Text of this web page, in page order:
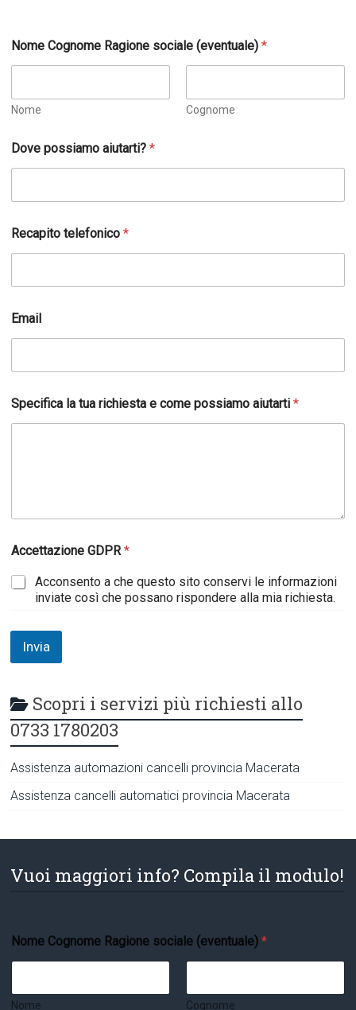
e
c
p
i
o
D
o
e
Nome Cognome Ragione sociale (eventuale)*
Nome Cognome
Dove possiamo aiutarti?*
Recapito telefonico*
Email
Specifica la tua richiesta e come possiamo aiutarti*
Accettazione GDPR*
Acconsento a che questo sito conservi le informazioni
inviate così che possano rispondere alla mia richiesta.
Invia
Scopri i servizi più richiesti allo
0733 1780203
Assistenza automazioni cancelli provincia Macerata
Assistenza cancelli automatici provincia Macerata
Vuoi maggiori info? Compila il modulo!
o
m
*
r
Nome Cognome Ragione sociale (eventuale)*
Nome Cognome